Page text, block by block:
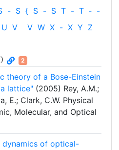
- S { S - S T - T ‐ -
U V V W X - X Y Z
2
theory of a Bose-Einstein
lattice" (2005) Rey, A.M.;
E.; Clark, C.W. Physical
Molecular, and Optical
dynamics of optical-